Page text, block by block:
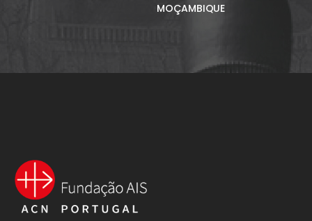
MOÇAMBIQUE